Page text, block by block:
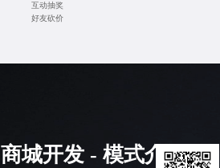
互动抽奖
好友砍价
商城开发 - 模式介绍